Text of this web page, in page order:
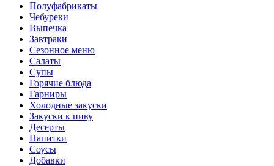
Полуфабрикаты
Чебуреки
Выпечка
Завтраки
Сезонное меню
Салаты
Супы
Горячие блюда
Гарниры
Холодные закуски
Закуски к пиву
Десерты
Напитки
Соусы
Добавки